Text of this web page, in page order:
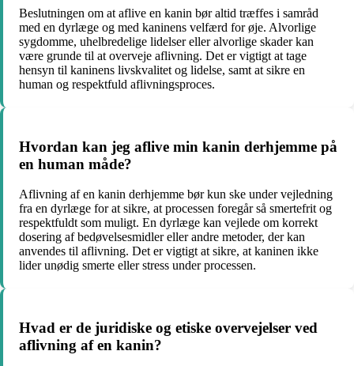
Beslutningen om at aflive en kanin bør altid træffes i samråd
med en dyrlæge og med kaninens velfærd for øje. Alvorlige
sygdomme, uhelbredelige lidelser eller alvorlige skader kan
være grunde til at overveje aflivning. Det er vigtigt at tage
hensyn til kaninens livskvalitet og lidelse, samt at sikre en
human og respektfuld aflivningsproces.
Hvordan kan jeg aflive min kanin derhjemme på
en human måde?
Aflivning af en kanin derhjemme bør kun ske under vejledning
fra en dyrlæge for at sikre, at processen foregår så smertefrit og
respektfuldt som muligt. En dyrlæge kan vejlede om korrekt
dosering af bedøvelsesmidler eller andre metoder, der kan
anvendes til aflivning. Det er vigtigt at sikre, at kaninen ikke
lider unødig smerte eller stress under processen.
Hvad er de juridiske og etiske overvejelser ved
aflivning af en kanin?